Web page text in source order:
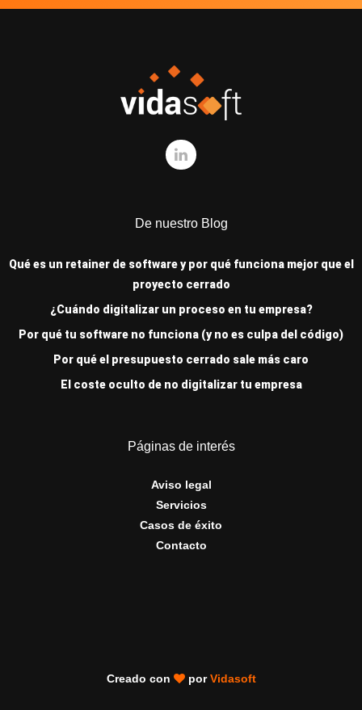
De nuestro Blog
Qué es un retainer de software y por qué funciona mejor que el
proyecto cerrado
¿Cuándo digitalizar un proceso en tu empresa?
Por qué tu software no funciona (y no es culpa del código)
Por qué el presupuesto cerrado sale más caro
El coste oculto de no digitalizar tu empresa
Páginas de interés
Aviso legal
Servicios
Casos de éxito
Contacto
Creado con porVidasoft